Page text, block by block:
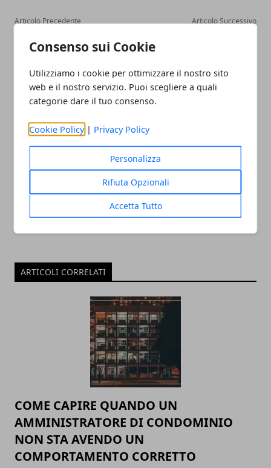
Consenso sui Cookie
Utilizziamo i cookie per ottimizzare il nostro sito
web e il nostro servizio. Puoi scegliere a quali
categorie dare il tuo consenso.
Cookie Policy | Privacy Policy
Personalizza
Rifiuta Opzionali
Accetta Tutto
Articolo Precedente
gesti si ottengono grandi
Articolo Successivo
Redazione
ARTICOLI CORRELATI
COME CAPIRE QUANDO UN
AMMINISTRATORE DI CONDOMINIO
NON STA AVENDO UN
COMPORTAMENTO CORRETTO